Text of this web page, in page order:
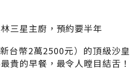
三星主廚，預約要半年
台幣2萬2500元）的頂級沙皇
貴的早餐，最令人瞠目結舌！